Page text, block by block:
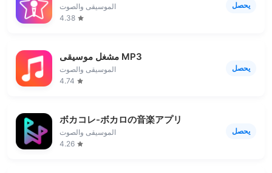
الموسيقى والصوت
4.38
يحصل
مشغل موسيقى MP3
الموسيقى والصوت
4.74
يحصل
ボカコレ-ボカロの音楽アプリ
الموسيقى والصوت
4.26
يحصل